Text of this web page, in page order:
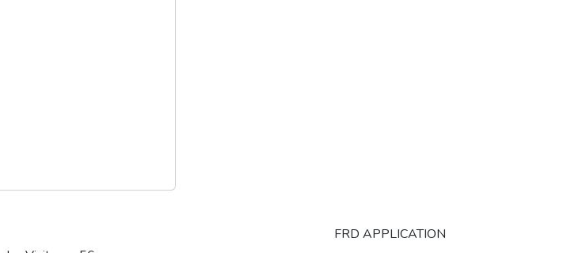
FRD APPLICATION